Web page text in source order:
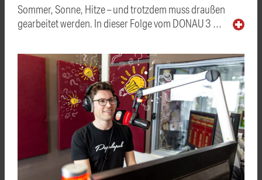
Sommer, Sonne, Hitze – und trotzdem muss draußen
gearbeitet werden. In dieser Folge vom DONAU 3 …